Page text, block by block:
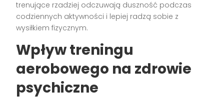
trenujące rzadziej odczuwają duszność podczas
codziennych aktywności i lepiej radzą sobie z
wysiłkiem fizycznym.
Wpływ treningu
aerobowego na zdrowie
psychiczne